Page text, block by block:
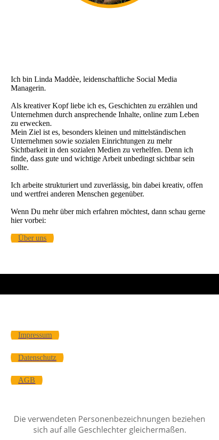
Ich bin Linda Maddèe, leidenschaftliche Social Media
Managerin.
Als kreativer Kopf liebe ich es, Geschichten zu erzählen und
Unternehmen durch ansprechende Inhalte, online zum Leben
zu erwecken.
Mein Ziel ist es, besonders kleinen und mittelständischen
Unternehmen sowie sozialen Einrichtungen zu mehr
Sichtbarkeit in den sozialen Medien zu verhelfen. Denn ich
finde, dass gute und wichtige Arbeit unbedingt sichtbar sein
sollte.
Ich arbeite strukturiert und zuverlässig, bin dabei kreativ, offen
und wertfrei anderen Menschen gegenüber.
Wenn Du mehr über mich erfahren möchtest, dann schau gerne
hier vorbei:
Über uns
Impressum
Datenschutz
AGB
Die verwendeten Personenbezeichnungen beziehen
sich auf alle Geschlechter gleichermaßen.